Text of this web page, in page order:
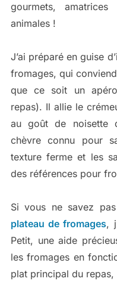
gourmets,
animales !
J’ai préparé en guise
fromages, qui
que ce soit un
repas). Il allie le
au goût de noisette
chèvre connu pour
texture ferme et les
des références pour
Si vous ne savez
plateau de fromages,
Petit, une aide
les fromages en
plat principal du repas,